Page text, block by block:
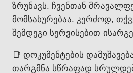
ზრუნავს. ჩვენთან
მომსახურებაა. კერძოდ,
შემდეგი სერვისებით
📑 დოკუმენტების
თარგმნა სწრაფად